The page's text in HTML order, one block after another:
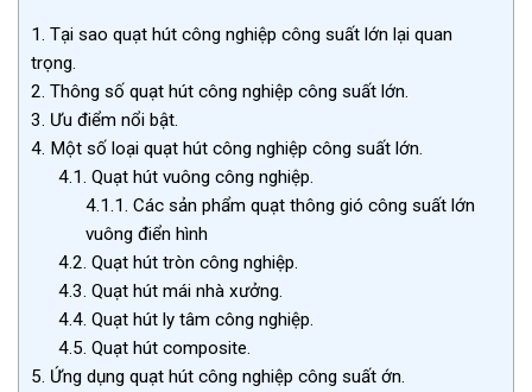
1. Tại sao quạt hút công nghiệp công suất lớn lại quan
trọng.
2. Thông số quạt hút công nghiệp công suất lớn.
3. Ưu điểm nổi bật.
4. Một số loại quạt hút công nghiệp công suất lớn.
4.1. Quạt hút vuông công nghiệp.
4.1.1. Các sản phẩm quạt thông gió công suất lớn
vuông điển hình
4.2. Quạt hút tròn công nghiệp.
4.3. Quạt hút mái nhà xưởng.
4.4. Quạt hút ly tâm công nghiệp.
4.5. Quạt hút composite.
5. Ứng dụng quạt hút công nghiệp công suất ớn.